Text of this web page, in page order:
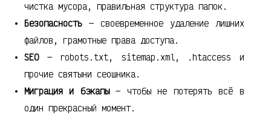
чистка мусора, правильная структура папок.
Безопасность — своевременное удаление лишних
файлов, грамотные права доступа.
SEO— robots.txt, sitemap.xml, .htaccess и
прочие святыни сеошника.
Миграция и бэкапы— чтобы не потерять всё в
один прекрасный момент.